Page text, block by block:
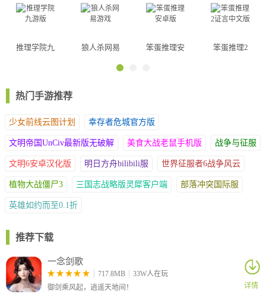
4.每个队伍可配置携带兵种，不同兵种间存在克制关系，当兵种克
制时，克制方能对被克制方造成额外伤害。
复活时间越长。
攻击buff的显示为斧头形状;
击碎关卡坛子随机掉落，人物主角接近后触发;
触发后主角头顶剑标示，增加当前主角攻击力的50%。
【防御buff】
击碎关卡坛子随机掉落，人物主角接近后触发;
目前仅限于副本关卡内可激活，buff增益时间为30秒。
【生命buff】
生命buff的显示为包子形状;
击碎关卡坛子随机掉落，人物主角接近后触发;
目前仅限于副本关卡内可激活，buff瞬间生效;
触发后主角头顶加号标示，恢复一定比例的已损失生命值。
推理学院九
狼人杀网易
笨蛋推理安
笨蛋推理2
热门手游推荐
少女前线云图计划 幸存者危城官方版
文明帝国UnCiv最新版无破解 美食大战老鼠手机版 战争与征服
文明6安卓汉化版 明日方舟bilibili服 世界征服者6战争风云
植物大战僵尸3 三国志战略版灵犀客户端 部落冲突国际服
英雄如约而至0.1折
推荐下载
一念剑歌
717.8MB
33W人在玩
御剑乘风起，逍遥天地间！
详情